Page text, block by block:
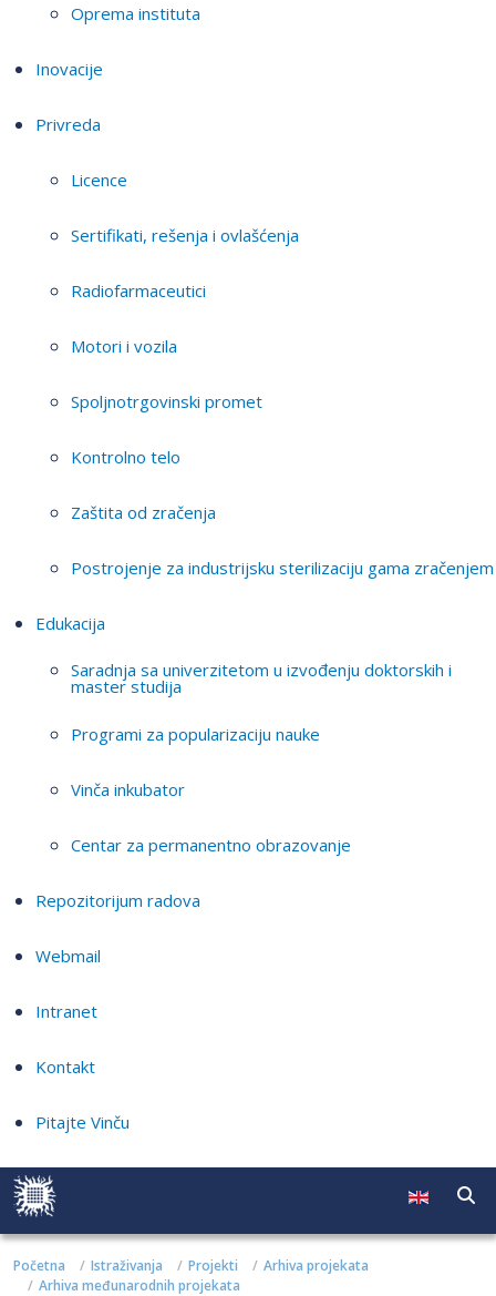
Oprema instituta
Inovacije
Privreda
Licence
Sertifikati, rešenja i ovlašćenja
Radiofarmaceutici
Motori i vozila
Spoljnotrgovinski promet
Kontrolno telo
Zaštita od zračenja
Postrojenje za industrijsku sterilizaciju gama zračenjem
Edukacija
Saradnja sa univerzitetom u izvođenju doktorskih i
master studija
Programi za popularizaciju nauke
Vinča inkubator
Centar za permanentno obrazovanje
Repozitorijum radova
Webmail
Intranet
Kontakt
Pitajte Vinču
Početna Istraživanja Projekti
Arhiva projekata
Arhiva međunarodnih projekata